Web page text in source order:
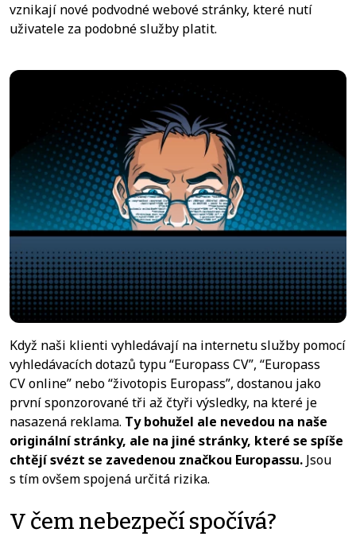
vznikají nové podvodné webové stránky, které nutí
uživatele za podobné služby platit.
Když naši klienti vyhledávají na internetu služby pomocí
vyhledávacích dotazů typu “Europass CV”, “Europass
CV online” nebo “životopis Europass”, dostanou jako
první sponzorované tři až čtyři výsledky, na které je
nasazená reklama. Ty bohužel ale nevedou na naše
originální stránky, ale na jiné stránky, které se spíše
chtějí svézt se zavedenou značkou Europassu. Jsou
s tím ovšem spojená určitá rizika.
V čem nebezpečí spočívá?